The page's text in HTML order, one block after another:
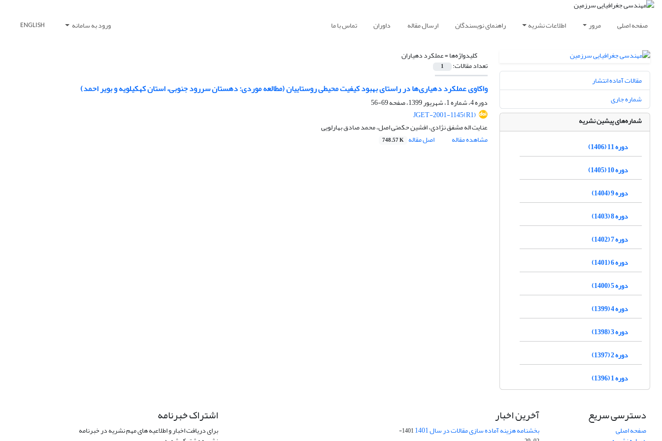
صفحه اصلی مرور اطلاعات نشریه راهنمای نویسندگان ارسال مقاله داوران تماس با ما ورود به سامانه ENGLISH
کلیدواژه‌ها =عملکرد دهیاران
تعداد مقالات: 1
واکاوی عملکرد دهیاری‌ها در راستای بهبود کیفیت محیطی روستاییان (مطالعه موردی: دهستان سررود جنوبی، استان کهکیلویه و بویر احمد)
دوره 4، شماره 1، شهریور 1399، صفحه
69-56
JGET-2001-1145(R1)
عنایت اله مشفق نژادی، افشین حکمتی اصل، محمد صادق بهارلویی
مشاهده مقاله
اصل مقاله 748.57 K
مقالات آماده انتشار
شماره جاری
شماره‌های پیشین نشریه
دوره 11 (1406)
دوره 10 (1405)
دوره 9 (1404)
دوره 8 (1403)
دوره 7 (1402)
دوره 6 (1401)
دوره 5 (1400)
دوره 4 (1399)
دوره 3 (1398)
دوره 2 (1397)
دوره 1 (1396)
دسترسی سریع
صفحه اصلی
آخرین اخبار
بخشنامه هزینه آماده سازی مقالات در سال 1401
1401-
اشتراک خبرنامه
برای دریافت اخبار و اطلاعیه های مهم نشریه در خبرنامه